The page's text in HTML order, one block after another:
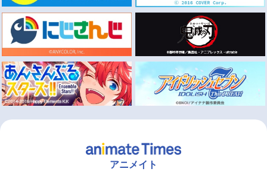
アニメイト